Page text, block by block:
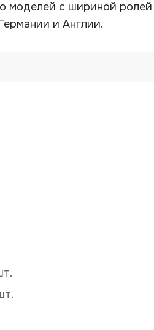
моделей с шириной ролей
и Англии.